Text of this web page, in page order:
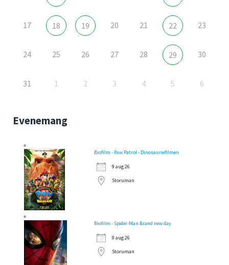
17 18 19 20 21 22 23
24 25 26 27 28 29 30
31 1 2 3 4 5 6
Evenemang
Biofilm - Paw Patrol - Dinosauriefilmen
9 aug 26
Storuman
Biofilm - Spider-Man Brand new day
9 aug 26
Storuman